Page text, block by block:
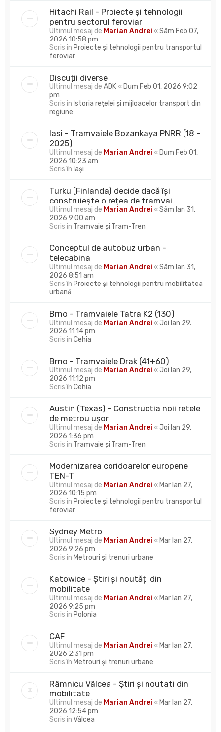
Hitachi Rail - Proiecte și tehnologii
pentru sectorul feroviar
Ultimul mesaj de Marian Andrei «Sâm Feb 07,
2026 10:58 pm
Scris în Proiecte și tehnologii pentru transportul
feroviar
Discuții diverse
Ultimul mesaj de ADK« Dum Feb 01, 2026 9:02
pm
Scris în Istoria rețelei și mijloacelor transport din
regiune
Iasi - Tramvaiele Bozankaya PNRR (18 -
2025)
Ultimul mesaj de Marian Andrei « Dum Feb 01,
2026 10:23 am
Scris în Iași
Turku (Finlanda) decide dacă își
construiește o rețea de tramvai
Ultimul mesaj de Marian Andrei «Sâm Ian 31,
2026 9:00 am
Scris în Tramvaie și Tram-Tren
Conceptul de autobuz urban -
telecabina
Ultimul mesaj de Marian Andrei «Sâm Ian 31,
2026 8:51 am
Scris în Proiecte și tehnologii pentru mobilitatea
urbană
Brno - Tramvaiele Tatra K2 (130)
Ultimul mesaj de Marian Andrei « Joi Ian 29,
2026 11:14 pm
Scris în Cehia
Brno - Tramvaiele Drak (41+60)
Ultimul mesaj de Marian Andrei « Joi Ian 29,
2026 11:12 pm
Scris în Cehia
Austin (Texas) - Constructia noii retele
de metrou ușor
Ultimul mesaj de Marian Andrei « Joi Ian 29,
2026 1:36 pm
Scris în Tramvaie și Tram-Tren
Modernizarea coridoarelor europene
TEN-T
Ultimul mesaj de Marian Andrei « Mar Ian 27,
2026 10:15 pm
Scris în Proiecte și tehnologii pentru transportul
feroviar
Sydney Metro
Ultimul mesaj de Marian Andrei « Mar Ian 27,
2026 9:26 pm
Scris în Metrouri și trenuri urbane
Katowice - Știri și noutăți din
mobilitate
Ultimul mesaj de Marian Andrei « Mar Ian 27,
2026 9:25 pm
Scris în Polonia
CAF
Ultimul mesaj de Marian Andrei « Mar Ian 27,
2026 2:31 pm
Scris în Metrouri și trenuri urbane
Râmnicu Vâlcea - Știri și noutati din
mobilitate
Ultimul mesaj de Marian Andrei « Mar Ian 27,
2026 12:54 pm
Scris în Vâlcea